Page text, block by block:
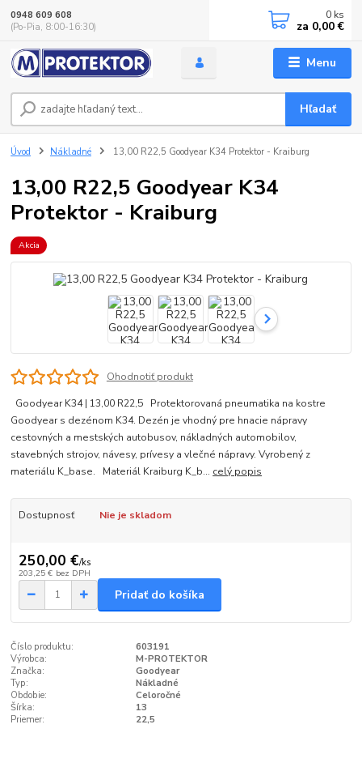
Menu
Hľadať
0948 609 608
(Po-Pia, 8:00-16:30)
0 ks
za 0,00 €
Úvod Nákladné 13,00 R22,5 Goodyear K34 Protektor - Kraiburg
13,00 R22,5 Goodyear K34
Protektor - Kraiburg
Akcia
Ohodnotiť produkt
Goodyear K34 | 13,00 R22,5 Protektorovaná pneumatika na kostre
Goodyear s dezénom K34. Dezén je vhodný pre hnacie nápravy
cestovných a mestských autobusov, nákladných automobilov,
stavebných strojov, návesy, prívesy a vlečné nápravy. Vyrobený z
materiálu K_base. Materiál Kraiburg K_b... celý popis
Dostupnosť Nie je skladom
250,00 €/ks
203,25 € bez DPH
Pridať do košíka
Číslo produktu:
603191
Výrobca:
M-PROTEKTOR
Značka:
Goodyear
Typ:
Nákladné
Obdobie:
Celoročné
Šírka:
13
Priemer:
22,5